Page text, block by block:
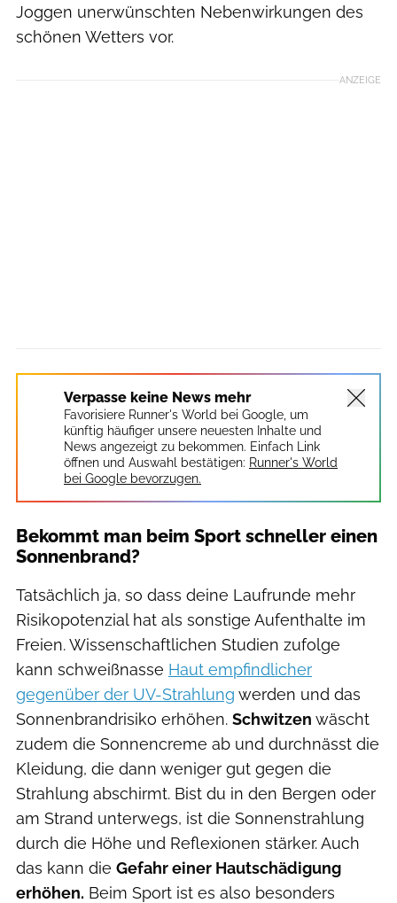
Joggen unerwünschten Nebenwirkungen des
schönen Wetters vor.
ANZEIGE
Verpasse keine News mehr
Favorisiere Runner's World bei Google, um
künftig häufiger unsere neuesten Inhalte und
News angezeigt zu bekommen. Einfach Link
öffnen und Auswahl bestätigen: Runner's World
bei Google bevorzugen.
Bekommt man beim Sport schneller einen
Sonnenbrand?
Tatsächlich ja, so dass deine Laufrunde mehr
Risikopotenzial hat als sonstige Aufenthalte im
Freien. Wissenschaftlichen Studien zufolge
kann schweißnasse Haut empfindlicher
gegenüber der UV-Strahlung werden und das
Sonnenbrandrisiko erhöhen. Schwitzen wäscht
zudem die Sonnencreme ab und durchnässt die
Kleidung, die dann weniger gut gegen die
Strahlung abschirmt. Bist du in den Bergen oder
am Strand unterwegs, ist die Sonnenstrahlung
durch die Höhe und Reflexionen stärker. Auch
das kann die Gefahr einer Hautschädigung
erhöhen. Beim Sport ist es also besonders